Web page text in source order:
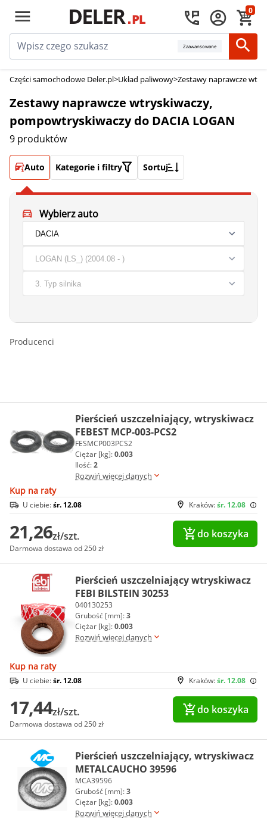
0
Zaawansowane
Części samochodowe Deler.pl>Układ paliwowy>Zestawy naprawcze
Zestawy naprawcze wtryskiwaczy,
pompowtryskiwaczy do DACIA LOGAN
9 produktów
Auto Kategorie i filtry Sortuj
Wybierz auto
Producenci
Pierścień uszczelniający, wtryskiwacz
FEBEST MCP-003-PCS2
FESMCP003PCS2
Ciężar [kg]:0.003
Ilość:2
Rozwiń więcej danych
Kup na raty
Kraków:śr. 12.08
U ciebie:śr. 12.08
21,26zł/szt.
Darmowa dostawa od 250 zł
do koszyka
Pierścień uszczelniający wtryskiwacz
FEBI BILSTEIN 30253
040130253
Grubość [mm]:3
Ciężar [kg]:0.003
Rozwiń więcej danych
Kup na raty
Kraków:śr. 12.08
U ciebie:śr. 12.08
17,44zł/szt.
Darmowa dostawa od 250 zł
do koszyka
Pierścień uszczelniający, wtryskiwacz
METALCAUCHO 39596
MCA39596
Grubość [mm]:3
Ciężar [kg]:0.003
Rozwiń więcej danych